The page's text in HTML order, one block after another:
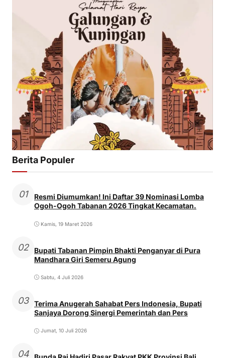
Berita Populer
01
Resmi Diumumkan! Ini Daftar 39 Nominasi Lomba
Ogoh-Ogoh Tabanan 2026 Tingkat Kecamatan.
Kamis, 19 Maret 2026
02
Bupati Tabanan Pimpin Bhakti Penganyar di Pura
Mandhara Giri Semeru Agung
Sabtu, 4 Juli 2026
03
Terima Anugerah Sahabat Pers Indonesia, Bupati
Sanjaya Dorong Sinergi Pemerintah dan Pers
Jumat, 10 Juli 2026
04